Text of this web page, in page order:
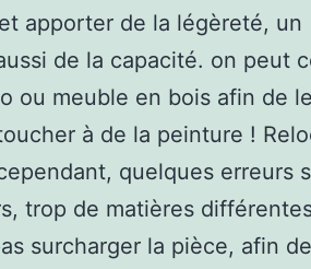
apporter de la légèreté, un
de la capacité. on peut
ou meuble en bois afin de
à de la peinture !
quelques erreurs
trop de matières
surcharger la pièce, afin